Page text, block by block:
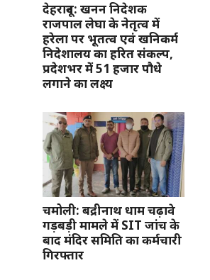
देहरादून: खनन निदेशक
राजपाल लेघा के नेतृत्व में
हरेला पर भूतत्व एवं खनिकर्म
निदेशालय का हरित संकल्प,
प्रदेशभर में 51 हजार पौधे
लगाने का लक्ष्य
चमोली: बद्रीनाथ धाम चढ़ावे
गड़बड़ी मामले में SIT जांच के
बाद मंदिर समिति का कर्मचारी
गिरफ्तार